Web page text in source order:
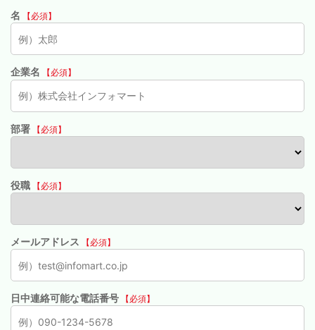
名 【必須】
企業名 【必須】
部署 【必須】
役職 【必須】
メールアドレス 【必須】
日中連絡可能な電話番号 【必須】